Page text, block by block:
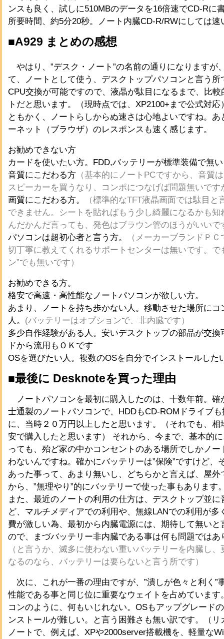
ンスも良く、試しに510MBのデータを16倍速でCD-Rに
所要時間、約5分20秒。ノート内臓CD-R/RWにしては速
■A929 まとめの感想
やはり、”デスク・ノート”の名前の通りになりますが
て、ノートとして使う、デスクトップパソコンと言う所
CPU交換が可能ですので、液晶が駄目になるまで、比
トだと思います。（現時点では、XP2100+まで公式対
ともかく、ノートらしからぬ速さは心地よいですね。
ーネット（ブラウザ）のレスポンスも速く感じます。
お勧めできない方
カードを使いたい方。FDD,バッテリーが標準装備で無
音質にこだわる方 （基本的にノートPCですから、音質
スピーカーを買うなり、コンポにつなげば問題無いです
画質にこだわる方。
（標準的なTFT液晶画面では駄目と
できません。シートを貼ればもう少し綺麗になるかも
んだかんだ言っても、発色はブラウン管のほうがいいで
パソコンは超初心者と言う方。
（メーカーブランドＰ
切丁寧に教えてくれるサポートセンターは無いです。で
ン”でも無いです）
お勧めできる方。
格安で高速・高性能なノートパソコンが欲しい方。
あまり、ノートを持ち歩かない人。移動させた場所にコ
人。 (バッテリーはオプションで、非内臓です）
多少自作経験がある人。安いデスクトップの部品が交換
ドから流用もＯＫです
OSを選びたい人。複数のOSを自分でインストールした
■最後に Desknoteを買った理由
ノートパソコンを最初に購入したのは、十数年前。確
士通製のノートパソコンで、HDDもCD-ROMドライブ
に、当時２０万円以上したと思います。（それでも、相
安で購入したと思います） それから、今まで、基本的
っても、殆ど家の中かコンセントのある場所でしかノー
わないんですね。確かにバッテリーは”保険”ですけど、
あった事って、あまり無いし、どちらかと言えば、屋外
から、”無理やり”的にバッテリーで使った事もあります
また、最近のノートの利用の仕方は、デスクトップ並に
ど、マルチメディアでの利用や、無線LANでの利用が多
費が激しい為、最初から内臓電源には、期待して無いと
ので、まづバッテリー非内臓である事は何も問題ではあ
（と言うか、滅多に使わない重いバッテリーを内臓し
なるのなら、バッテリーは要らないと言う所です）
次に、これが一番の理由ですが、”潰しが色々と利く”
性能である事と同じ位に重要なウェイトを占めています
コンのように、何もいじれない。OSもアップグレード
ンストールが難しい。と言う困難さも無い訳です。（リ
ノートで、例えば、XPや2000server搭載機を、軽量な